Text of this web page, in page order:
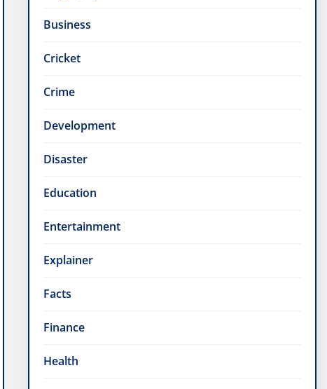
Business
Cricket
Crime
Development
Disaster
Education
Entertainment
Explainer
Facts
Finance
Health